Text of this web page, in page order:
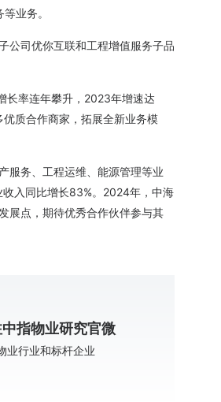
业务。
公司优你互联和工程增值服务子品
长率连年攀升，2023年增速达
质合作商家，拓展全新业务模
服务、工程运维、能源管理等业
入同比增长83%。2024年，中海
展点，期待优秀合作伙伴参与其
指物业研究官微
业行业和标杆企业